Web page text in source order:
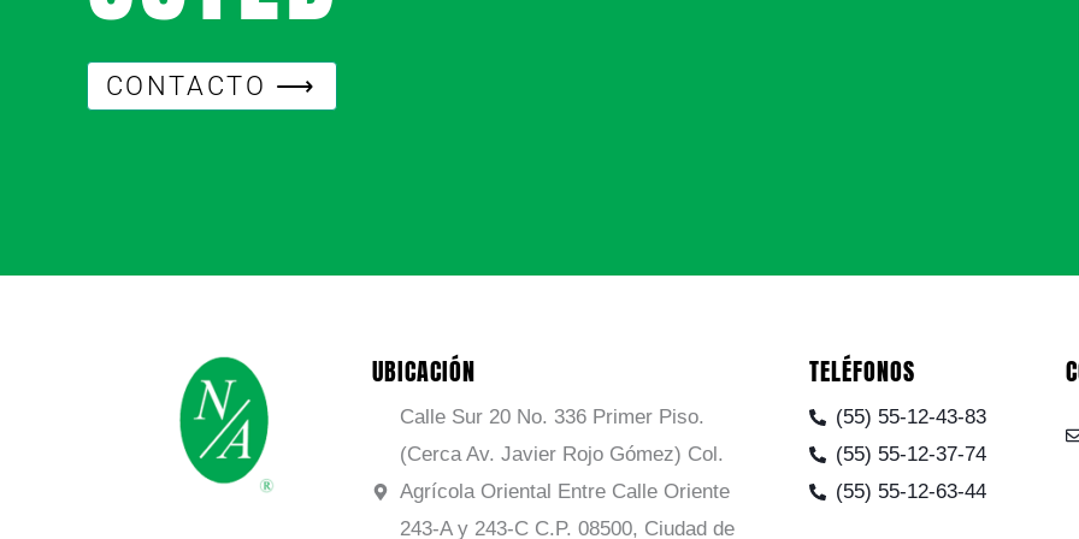
CONTACTO ⟶
UBICACIÓN
Calle Sur 20 No. 336 Primer Piso.
(Cerca Av. Javier Rojo Gómez) Col.
Agrícola Oriental Entre Calle Oriente
243-A y 243-C C.P. 08500, Ciudad de
TELÉFONOS
(55) 55-12-43-83
(55) 55-12-37-74
(55) 55-12-63-44